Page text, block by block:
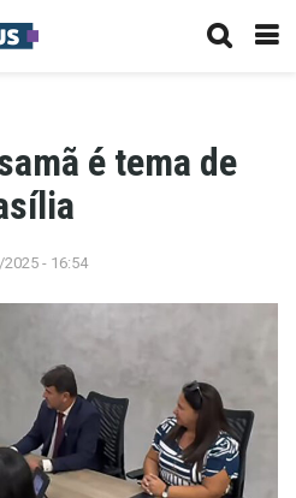
é tema de
- 16:54